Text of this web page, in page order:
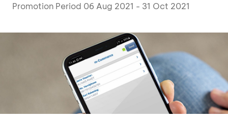
Promotion Period 06 Aug 2021 - 31 Oct 2021